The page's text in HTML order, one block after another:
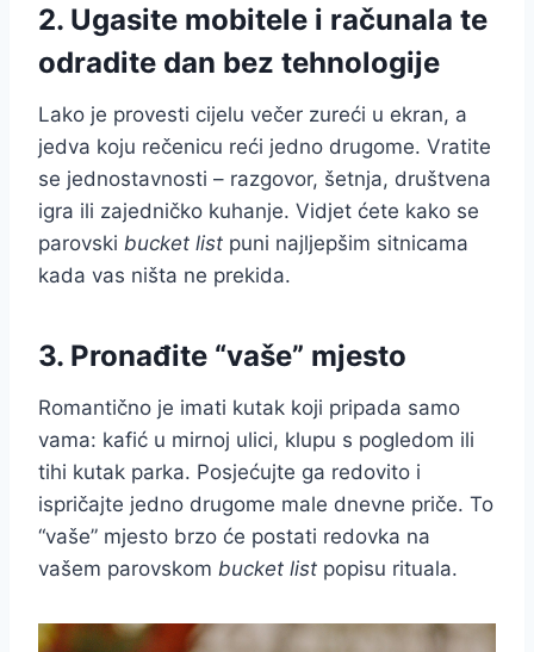
2. Ugasite mobitele i računala te
odradite dan bez tehnologije
Lako je provesti cijelu večer zureći u ekran, a
jedva koju rečenicu reći jedno drugome. Vratite
se jednostavnosti – razgovor, šetnja, društvena
igra ili zajedničko kuhanje. Vidjet ćete kako se
parovski bucket list puni najljepšim sitnicama
kada vas ništa ne prekida.
3. Pronađite “vaše” mjesto
Romantično je imati kutak koji pripada samo
vama: kafić u mirnoj ulici, klupu s pogledom ili
tihi kutak parka. Posjećujte ga redovito i
ispričajte jedno drugome male dnevne priče. To
“vaše” mjesto brzo će postati redovka na
vašem parovskom bucket list popisu rituala.